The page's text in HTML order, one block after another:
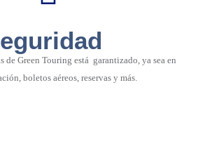
de Green Touring está garantizado, ya sea en
boletos aéreos, reservas y más.